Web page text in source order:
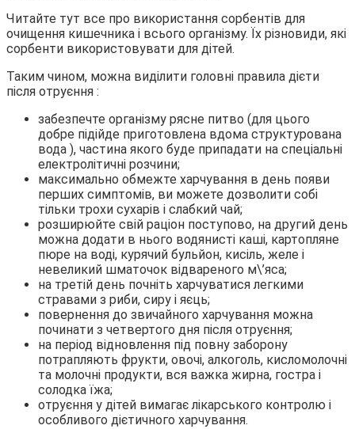
Читайте тут все про використання сорбентів для
очищення кишечника і всього організму. Їх різновиди, які
сорбенти використовувати для дітей.
Таким чином, можна виділити головні правила дієти
після отруєння :
забезпечте організму рясне питво (для цього
добре підійде приготовлена вдома структурована
вода ), частина якого буде припадати на спеціальні
електролітичні розчини;
максимально обмежте харчування в день появи
перших симптомів, ви можете дозволити собі
тільки трохи сухарів і слабкий чай;
розширюйте свій раціон поступово, на другий день
можна додати в нього водянисті каші, картопляне
пюре на воді, курячий бульйон, кисіль, желе і
невеликий шматочок відвареного м\’яса;
на третій день почніть харчуватися легкими
стравами з риби, сиру і яєць;
повернення до звичайного харчування можна
починати з четвертого дня після отруєння;
на період відновлення під повну заборону
потрапляють фрукти, овочі, алкоголь, кисломолочні
та молочні продукти, вся важка жирна, гостра і
солодка їжа;
отруєння у дітей вимагає лікарського контролю і
особливого дієтичного харчування.